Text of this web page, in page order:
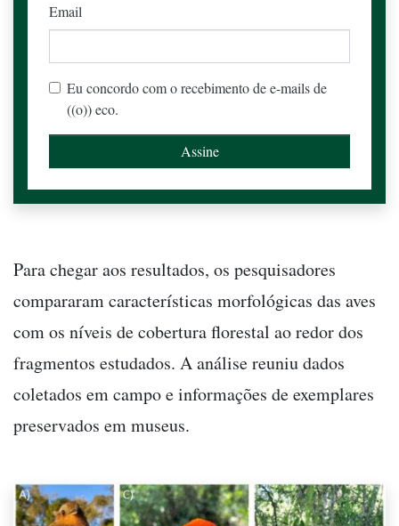
Email
Eu concordo com o recebimento de e-mails de
((o)) eco.
Para chegar aos resultados, os pesquisadores
compararam características morfológicas das aves
com os níveis de cobertura florestal ao redor dos
fragmentos estudados. A análise reuniu dados
coletados em campo e informações de exemplares
preservados em museus.